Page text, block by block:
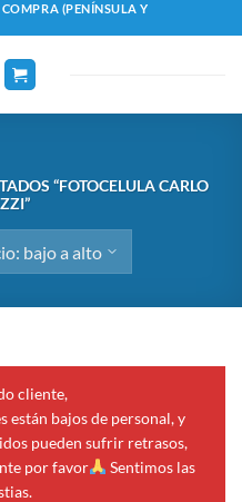
(PENÍNSULA Y
“FOTOCELULA CARLO
cliente,
están bajos de personal, y
pueden sufrir retrasos,
por favor
Sentimos las